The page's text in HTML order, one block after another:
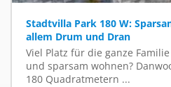
Stadtvilla Park 180 W:
allem Drum und Dran
Viel Platz für die ganze
und sparsam wohnen?
180 Quadratmetern ...